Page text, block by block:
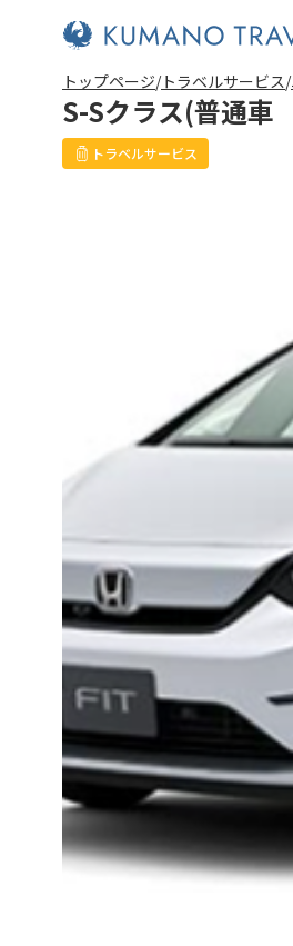
トップページ トラベルサービス
S-Sクラス(普通
トラベルサービス